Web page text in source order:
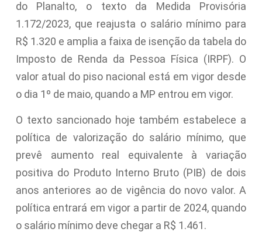
do Planalto, o texto da Medida Provisória
1.172/2023, que reajusta o salário mínimo para
R$ 1.320 e amplia a faixa de isenção da tabela do
Imposto de Renda da Pessoa Física (IRPF). O
valor atual do piso nacional está em vigor desde
o dia 1º de maio, quando a MP entrou em vigor.
O texto sancionado hoje também estabelece a
política de valorização do salário mínimo, que
prevê aumento real equivalente à variação
positiva do Produto Interno Bruto (PIB) de dois
anos anteriores ao de vigência do novo valor. A
política entrará em vigor a partir de 2024, quando
o salário mínimo deve chegar a R$ 1.461.